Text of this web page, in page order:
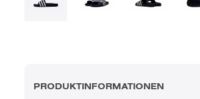
PRODUKTINFORMATIONEN